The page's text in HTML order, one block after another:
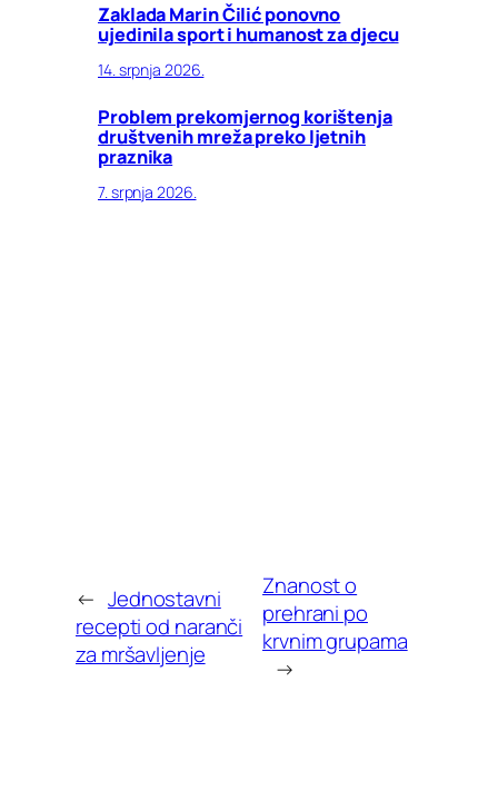
Zaklada Marin Čilić ponovno
ujedinila sport i humanost za djecu
14. srpnja 2026.
Problem prekomjernog korištenja
društvenih mreža preko ljetnih
praznika
7. srpnja 2026.
← Jednostavni
recepti od naranči
za mršavljenje
Znanost o
prehrani po
krvnim grupama
→